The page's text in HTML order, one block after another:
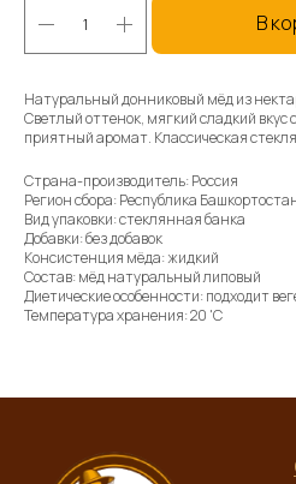
В
Натуральный донниковый мёд из
Светлый оттенок, мягкий сладкий вкус
приятный аромат. Классическая
Страна-производитель: Россия
Регион сбора: Республика
Вид упаковки: стеклянная банка
Добавки: без добавок
Консистенция мёда: жидкий
Состав: мёд натуральный липовый
Диетические особенности: подходит
Температура хранения: 20 'C